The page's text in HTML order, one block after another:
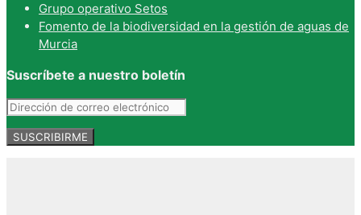
Grupo operativo Setos
Fomento de la biodiversidad en la gestión de aguas de
Murcia
Suscríbete a nuestro boletín